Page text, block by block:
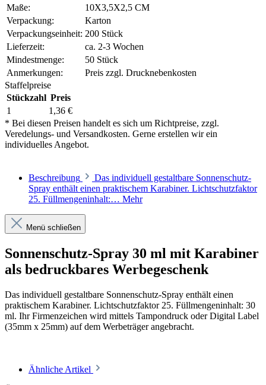
Maße:
10X3,5X2,5 CM
Verpackung:
Karton
Verpackungseinheit: 200 Stück
Lieferzeit:
ca. 2-3 Wochen
Mindestmenge:
50 Stück
Anmerkungen:
Preis zzgl. Drucknebenkosten
Staffelpreise
Stückzahl Preis
1
1,36 €
* Bei diesen Preisen handelt es sich um Richtpreise, zzgl.
Veredelungs- und Versandkosten. Gerne erstellen wir ein
individuelles Angebot.
Beschreibung
Das individuell gestaltbare Sonnenschutz-
Spray enthält einen praktischem Karabiner. Lichtschutzfaktor
25. Füllmengeninhalt:… Mehr
Menü schließen
Sonnenschutz-Spray 30 ml mit Karabiner
als bedruckbares Werbegeschenk
Das individuell gestaltbare Sonnenschutz-Spray enthält einen
praktischem Karabiner. Lichtschutzfaktor 25. Füllmengeninhalt: 30
ml. Ihr Firmenzeichen wird mittels Tampondruck oder Digital Label
(35mm x 25mm) auf dem Werbeträger angebracht.
Ähnliche Artikel